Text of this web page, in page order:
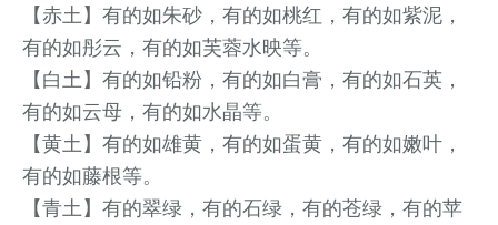
【赤土】有的如朱砂，有的如桃红，有的如紫泥，
有的如彤云，有的如芙蓉水映等。
【白土】有的如铅粉，有的如白膏，有的如石英，
有的如云母，有的如水晶等。
【黄土】有的如雄黄，有的如蛋黄，有的如嫩叶，
有的如藤根等。
【青土】有的翠绿，有的石绿，有的苍绿，有的苹